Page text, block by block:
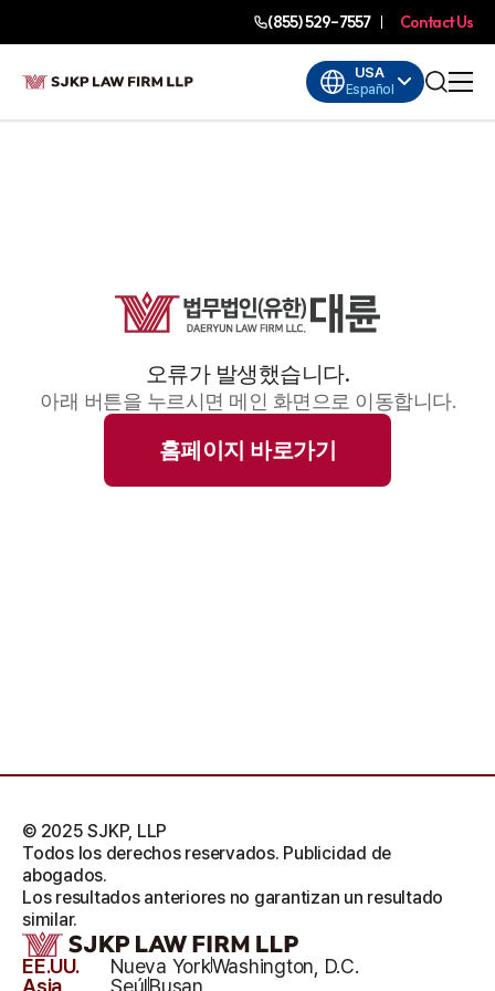
(855) 529-7557 Contact Us
USA
Español
오류가 발생했습니다.
아래 버튼을 누르시면 메인 화면으로 이동합니다.
홈페이지 바로가기
EE.UU. Nueva YorkWashington, D.C.
© 2025 SJKP, LLP
Todos los derechos reservados. Publicidad de
abogados.
Los resultados anteriores no garantizan un resultado
similar.